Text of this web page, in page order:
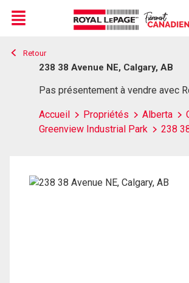
Live
En Direct
Menu
Retour
238 38 Avenue NE, Calgary, AB
Pas présentement à vendre avec
Accueil Propriétés Alberta
Greenview Industrial Park
238